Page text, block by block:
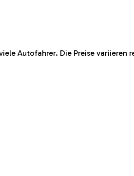
Autofahrer. Die Preise